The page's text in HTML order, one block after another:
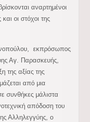
αναρτημένοι
οι στόχοι της
εκπρόσωπος
Αγ. Παρασκευής,
της αξίας της
από μια
συνθήκες μάλιστα
απόδοση του
Αλληλεγγύης, ο